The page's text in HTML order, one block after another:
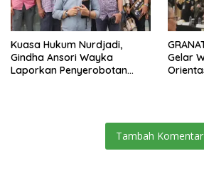
Kuasa Hukum Nurdjadi,
Gindha Ansori Wayka
Laporkan Penyerobotan
Gelar
Tambah Komentar